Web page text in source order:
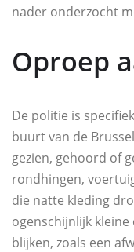
nader onderzocht
Oproep
De politie is
buurt van de
gezien, gehoord of
rondhingen,
die natte kleding
ogenschijnlijk
blijken, zoals een